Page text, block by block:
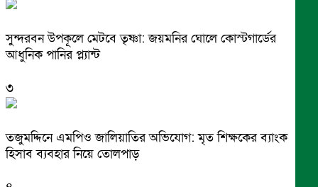
সুন্দরবন উপকূলে মেটবে তৃষ্ণা: জয়মনির ঘোলে কোস্টগার্ডের
আধুনিক পানির প্ল্যান্ট
৩
তজুমদ্দিনে এমপিও জালিয়াতির অভিযোগ: মৃত শিক্ষকের ব্যাংক
হিসাব ব্যবহার নিয়ে তোলপাড়